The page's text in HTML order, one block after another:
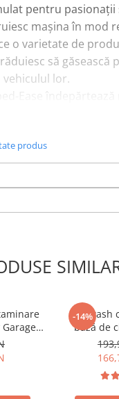
pentru pasionații
mașina în mod
o varietate de
să găsească
lor.
și orice
pentru a
și ceara sau
Ease este, de
pentru ștergerea
in urma corectiei
pentru ceara,
produs
(500ml)
-14%
Pre-wash
bază de
Garage